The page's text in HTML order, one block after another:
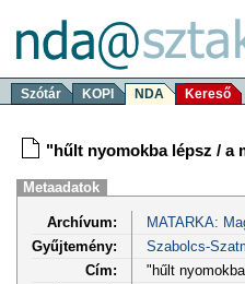
Szótár KOPI NDA Kereső
"hűlt nyomokba lépsz / a
Metaadatok
Archívum:
MATARKA:
Gyűjtemény:
Szabolcs-
Cím:
"hűlt